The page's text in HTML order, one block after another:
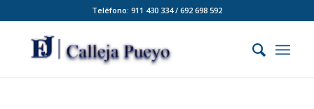
Teléfono: 911 430 334 / 692 698 592